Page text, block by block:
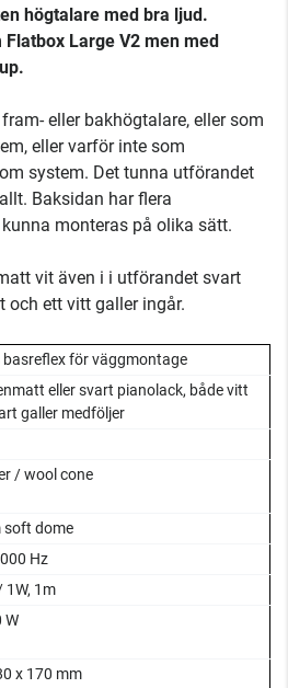
högtalare med bra ljud.
Large V2 men med
eller bakhögtalare, eller som
eller varför inte som
system. Det tunna utförandet
Baksidan har flera
monteras på olika sätt.
vit även i i utförandet svart
och ett vitt galler ingår.
basreflex för väggmontage
eller svart pianolack, både vitt
galler medföljer
/ wool cone
soft dome
Hz
1W, 1m
W
x 170 mm